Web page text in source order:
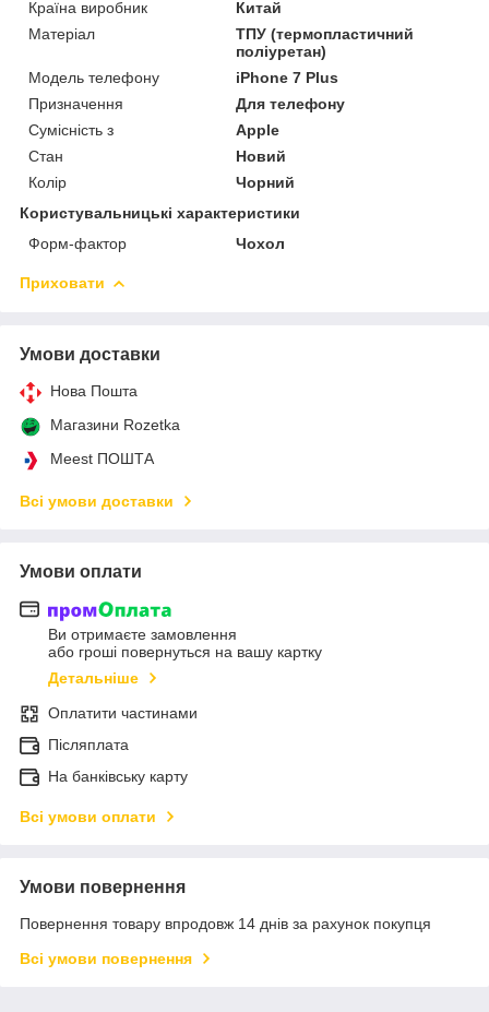
Країна виробник
Китай
Матеріал
ТПУ (термопластичний
поліуретан)
Модель телефону
iPhone 7 Plus
Призначення
Для телефону
Сумісність з
Apple
Стан
Новий
Колір
Чорний
Користувальницькі характеристики
Форм-фактор
Чохол
Приховати
Умови доставки
Нова Пошта
Магазини Rozetka
Meest ПОШТА
Всі умови доставки
Умови оплати
Ви отримаєте замовлення
або гроші повернуться на вашу картку
Детальніше
Оплатити частинами
Післяплата
На банківську карту
Всі умови оплати
Умови повернення
Повернення товару впродовж 14 днів за рахунок покупця
Всі умови повернення